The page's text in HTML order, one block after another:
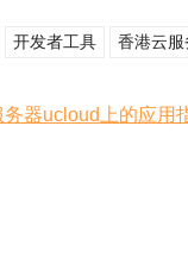
开发者工具 香港云服
器ucloud上的应用